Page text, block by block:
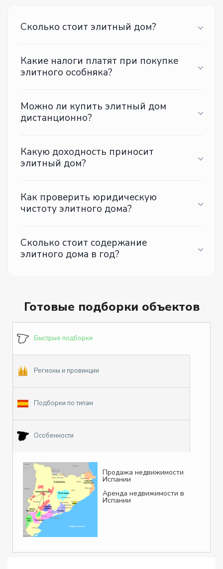
Сколько стоит элитный дом?
Какие налоги платят при покупке
элитного особняка?
Можно ли купить элитный дом
дистанционно?
Какую доходность приносит
элитный дом?
Как проверить юридическую
чистоту элитного дома?
Сколько стоит содержание
элитного дома в год?
Готовые подборки объектов
Быстрые подборки
Регионы и провинции
Подборки по типам
Особенности
Продажа недвижимости
Испании
Аренда недвижимости в
Испании